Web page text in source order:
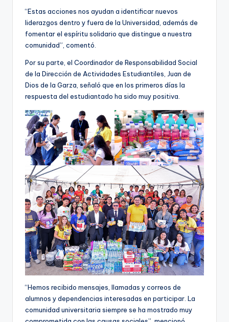
“Estas acciones nos ayudan a identificar nuevos
liderazgos dentro y fuera de la Universidad, además de
fomentar el espíritu solidario que distingue a nuestra
comunidad”, comentó.
Por su parte, el Coordinador de Responsabilidad Social
de la Dirección de Actividades Estudiantiles, Juan de
Dios de la Garza, señaló que en los primeros días la
respuesta del estudiantado ha sido muy positiva.
“Hemos recibido mensajes, llamadas y correos de
alumnos y dependencias interesadas en participar. La
comunidad universitaria siempre se ha mostrado muy